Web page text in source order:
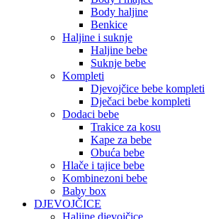
Body haljine
Benkice
Haljine i suknje
Haljine bebe
Suknje bebe
Kompleti
Djevojčice bebe kompleti
Dječaci bebe kompleti
Dodaci bebe
Trakice za kosu
Kape za bebe
Obuća bebe
Hlače i tajice bebe
Kombinezoni bebe
Baby box
DJEVOJČICE
Haljine djevojčice